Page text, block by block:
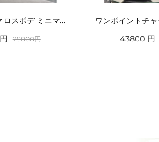
2026SS YSL クロスボデ ミニマルフラップショルダー SAINT LAURENT サンロ...
円 29800円
43800 円